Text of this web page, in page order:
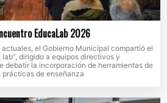
EducaLab 2026
el Gobierno Municipal compartió el
dirigido a equipos directivos y
debatir la incorporación de herramientas de
de enseñanza